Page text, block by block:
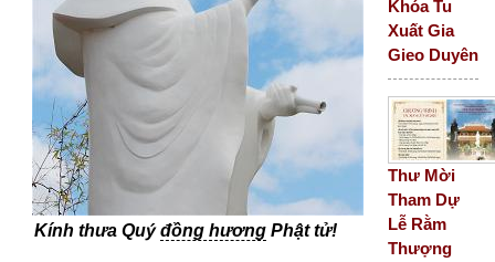
Kính thưa Quýđồng hương Phật tử!
Khóa Tu
Xuất Gia
Gieo Duyên
Thư Mời
Tham Dự
Lễ Rằm
Thượng